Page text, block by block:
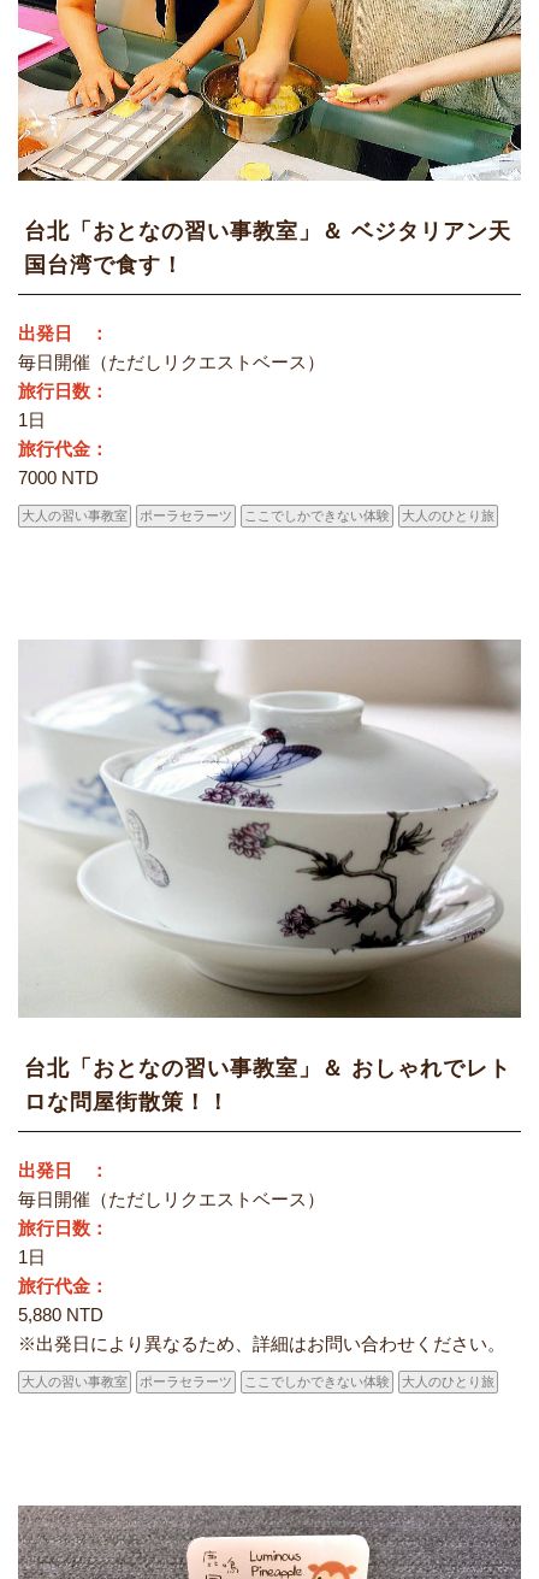
台北「おとなの習い事教室」＆ ベジタリアン天
国台湾で食す！
出発日 ：
毎日開催（ただしリクエストベース）
旅行日数：
1日
旅行代金：
7000 NTD
大人の習い事教室 ポーラセラーツ ここでしかできない体験 大人のひとり旅
台北「おとなの習い事教室」＆ おしゃれでレト
ロな問屋街散策！！
出発日 ：
毎日開催（ただしリクエストベース）
旅行日数：
1日
旅行代金：
5,880 NTD
※出発日により異なるため、詳細はお問い合わせください。
大人の習い事教室 ポーラセラーツ ここでしかできない体験 大人のひとり旅